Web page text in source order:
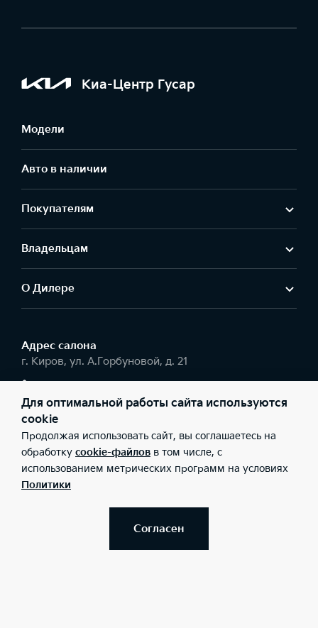
Киа-Центр Гусар
Модели
Авто в наличии
Покупателям
Владельцам
О Дилере
Адрес салонa
г. Киров, ул. А.Горбуновой, д. 21
Соцсети
Заказать звонок
Для оптимальной работы сайта используются
cookie
Продолжая использовать сайт, вы соглашаетесь на
обработку cookie-файлов в том числе, с
использованием метрических программ на условиях
Политики
Согласен